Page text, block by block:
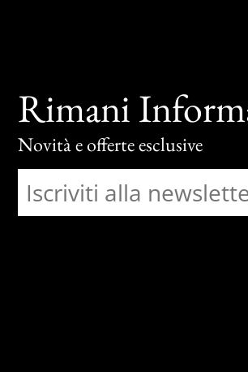
Rimani
Novità e offerte esclusive